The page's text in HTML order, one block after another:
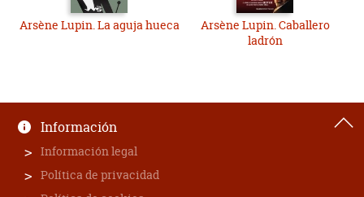
Arsène Lupin. La aguja hueca
Arsène Lupin. Caballero
ladrón
Información
Información legal
Política de privacidad